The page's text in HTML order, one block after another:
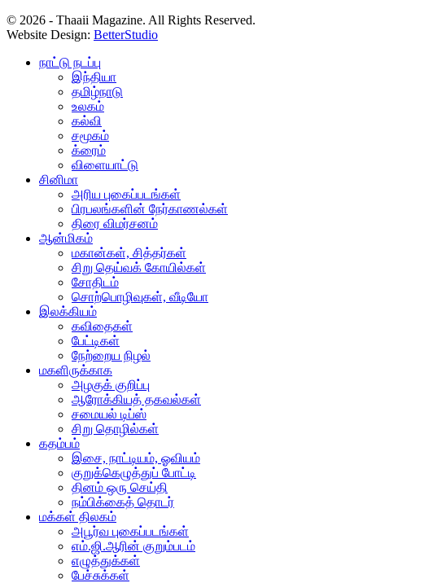
© 2026 - Thaaii Magazine. All Rights Reserved.
Website Design: BetterStudio
நாட்டு நடப்பு
இந்தியா
தமிழ்நாடு
உலகம்
கல்வி
சமூகம்
க்ரைம்
விளையாட்டு
சினிமா
அரிய புகைப்படங்கள்
பிரபலங்களின் நேர்காணல்கள்
திரை விமர்சனம்
ஆன்மிகம்
மகான்கள், சித்தர்கள்
சிறு தெய்வக் கோயில்கள்
சோதிடம்
சொற்பொழிவுகள், வீடியோ
இலக்கியம்
கவிதைகள்
பேட்டிகள்
நேற்றைய நிழல்
மகளிருக்காக
அழகுக் குறிப்பு
ஆரோக்கியத் தகவல்கள்
சமையல் டிப்ஸ்
சிறு தொழில்கள்
கதம்பம்
இசை, நாட்டியம், ஓவியம்
குறுக்கெழுத்துப் போட்டி
தினம் ஒரு செய்தி
நம்பிக்கைத் தொடர்
மக்கள் திலகம்
அபூர்வ புகைப்படங்கள்
எம்.ஜி.ஆரின் குறும்படம்
எழுத்துக்கள்
பேச்சுக்கள்